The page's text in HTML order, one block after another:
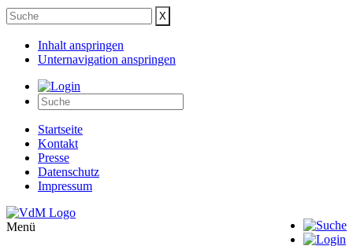
Inhalt anspringen
Unternavigation anspringen
Startseite
Kontakt
Presse
Datenschutz
Impressum
Menü